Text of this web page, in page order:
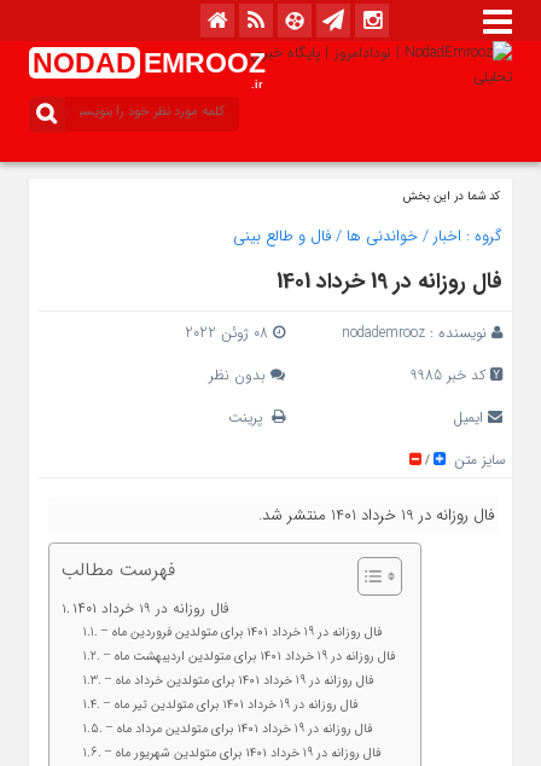
NODAD EMROOZ
.ir
کد شما در این بخش
گروه : اخبار /خواندنی ها /فال و طالع بینی
فال روزانه در 19 خرداد 1401
نویسنده : nodademrooz
کد خبر 9985
بدون نظر
ایمیل
پرینت
سایز متن
/
فال روزانه در 19 خرداد 1401 منتشر شد.
فهرست مطالب
فال روزانه در 19 خرداد ۱۴۰۱
– فال روزانه در 19 خرداد ۱۴۰۱ برای متولدین فروردین ماه
– فال روزانه در 19 خرداد ۱۴۰۱ برای متولدین اردیبهشت ماه
– فال روزانه در 19 خرداد ۱۴۰۱ برای متولدین خرداد ماه
– فال روزانه در 19 خرداد ۱۴۰۱ برای متولدین تیر ماه
– فال روزانه در 19 خرداد ۱۴۰۱ برای متولدین مرداد ماه
– فال روزانه در 19 خرداد ۱۴۰۱ برای متولدین شهریور ماه